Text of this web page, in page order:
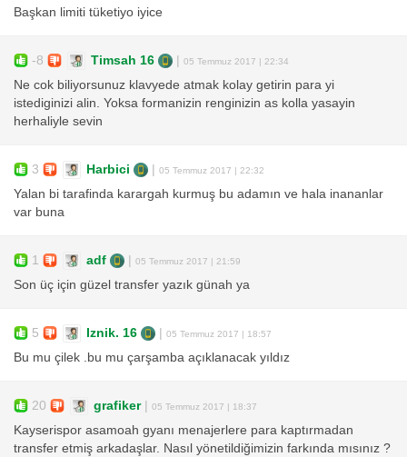
Başkan limiti tüketiyo iyice
-8 Timsah 16 05 Temmuz 2017 | 22:34
Ne cok biliyorsunuz klavyede atmak kolay getirin para yi
istediginizi alin. Yoksa formanizin renginizin as kolla yasayin
herhaliyle sevin
3 Harbici 05 Temmuz 2017 | 22:32
Yalan bi tarafinda karargah kurmuş bu adamın ve hala inananlar
var buna
1 adf 05 Temmuz 2017 | 21:59
Son üç için güzel transfer yazık günah ya
5 Iznik. 16 05 Temmuz 2017 | 18:57
Bu mu çilek .bu mu çarşamba açıklanacak yıldız
20 grafiker| 05 Temmuz 2017 | 18:37
Kayserispor asamoah gyanı menajerlere para kaptırmadan
transfer etmiş arkadaşlar. Nasıl yönetildiğimizin farkında mısınız ?